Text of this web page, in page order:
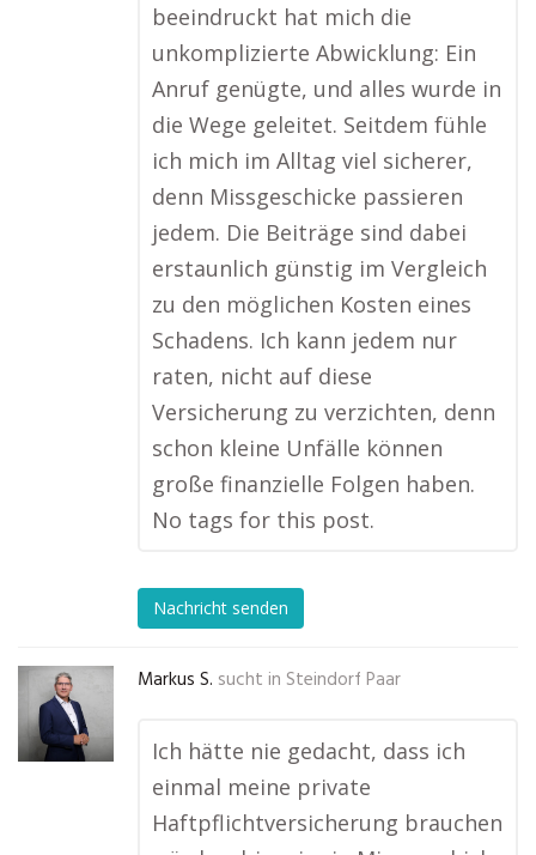
beeindruckt hat mich die
unkomplizierte Abwicklung: Ein
Anruf genügte, und alles wurde in
die Wege geleitet. Seitdem fühle
ich mich im Alltag viel sicherer,
denn Missgeschicke passieren
jedem. Die Beiträge sind dabei
erstaunlich günstig im Vergleich
zu den möglichen Kosten eines
Schadens. Ich kann jedem nur
raten, nicht auf diese
Versicherung zu verzichten, denn
schon kleine Unfälle können
große finanzielle Folgen haben.
No tags for this post.
Nachricht senden
Markus S. sucht in Steindorf Paar
Ich hätte nie gedacht, dass ich
einmal meine private
Haftpflichtversicherung brauchen